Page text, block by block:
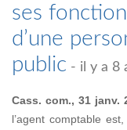
ses
d’une
public - il y a 8
Cass. com., 31 janv.
l’agent comptable